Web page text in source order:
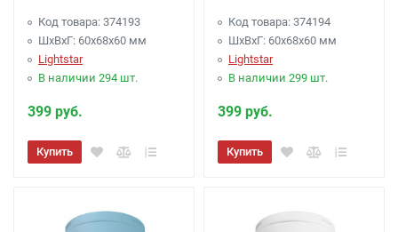
Код товара: 374193
ШхВхГ: 60x68x60 мм
Lightstar
В наличии 294 шт.
399 руб.
Купить
Код товара: 374194
ШхВхГ: 60x68x60 мм
Lightstar
В наличии 299 шт.
399 руб.
Купить